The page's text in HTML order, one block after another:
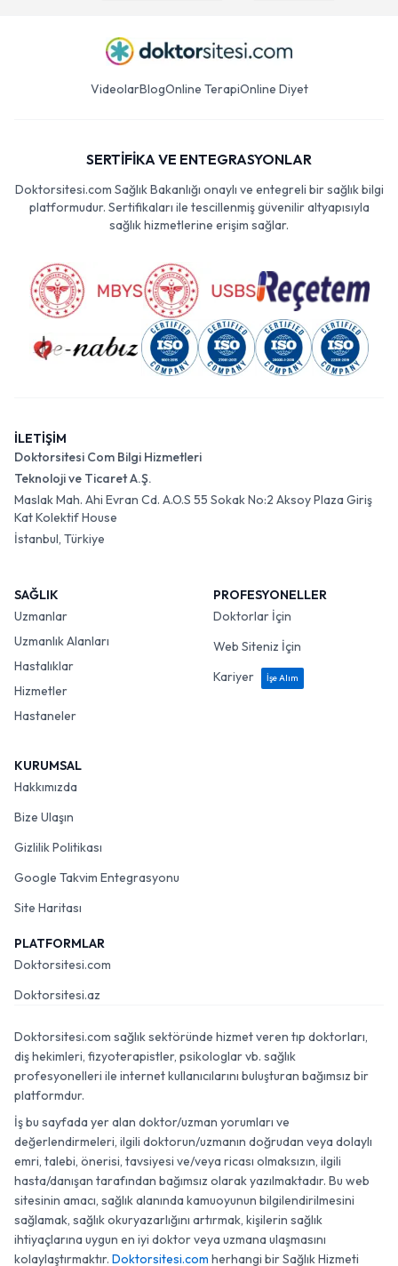
VideolarBlogOnline TerapiOnline Diyet
SERTİFİKA VE ENTEGRASYONLAR
Doktorsitesi.com Sağlık Bakanlığı onaylı ve entegreli bir sağlık bilgi
platformudur. Sertifikaları ile tescillenmiş güvenilir altyapısıyla
sağlık hizmetlerine erişim sağlar.
İLETİŞİM
Doktorsitesi Com Bilgi Hizmetleri
Teknoloji ve Ticaret A.Ş.
Maslak Mah. Ahi Evran Cd. A.O.S 55 Sokak No:2 Aksoy Plaza Giriş
Kat Kolektif House
İstanbul, Türkiye
SAĞLIK
Uzmanlar
Uzmanlık Alanları
Hastalıklar
Hizmetler
Hastaneler
PROFESYONELLER
Doktorlar İçin
Web Siteniz İçin
Kariyer
İşe Alım
KURUMSAL
Hakkımızda
Bize Ulaşın
Gizlilik Politikası
Google Takvim Entegrasyonu
Site Haritası
PLATFORMLAR
Doktorsitesi.com
Doktorsitesi.az
Doktorsitesi.com sağlık sektöründe hizmet veren tıp doktorları,
diş hekimleri, fizyoterapistler, psikologlar vb. sağlık
profesyonelleri ile internet kullanıcılarını buluşturan bağımsız bir
platformdur.
İş bu sayfada yer alan doktor/uzman yorumları ve
değerlendirmeleri, ilgili doktorun/uzmanın doğrudan veya dolaylı
emri, talebi, önerisi, tavsiyesi ve/veya ricası olmaksızın, ilgili
hasta/danışan tarafından bağımsız olarak yazılmaktadır. Bu web
sitesinin amacı, sağlık alanında kamuoyunun bilgilendirilmesini
sağlamak, sağlık okuryazarlığını artırmak, kişilerin sağlık
ihtiyaçlarına uygun en iyi doktor veya uzmana ulaşmasını
kolaylaştırmaktır. Doktorsitesi.com herhangi bir Sağlık Hizmeti